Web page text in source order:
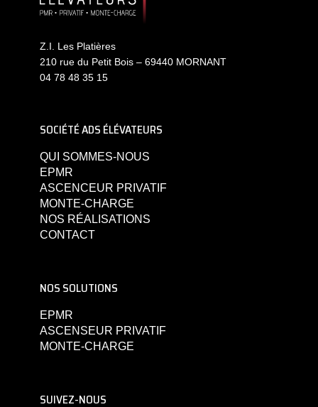
Z.I. Les Platières
210 rue du Petit Bois – 69440 MORNANT
04 78 48 35 15
SOCIÉTÉ ADS ÉLÉVATEURS
QUI SOMMES-NOUS
EPMR
ASCENCEUR PRIVATIF
MONTE-CHARGE
NOS RÉALISATIONS
CONTACT
NOS SOLUTIONS
EPMR
ASCENSEUR PRIVATIF
MONTE-CHARGE
SUIVEZ-NOUS